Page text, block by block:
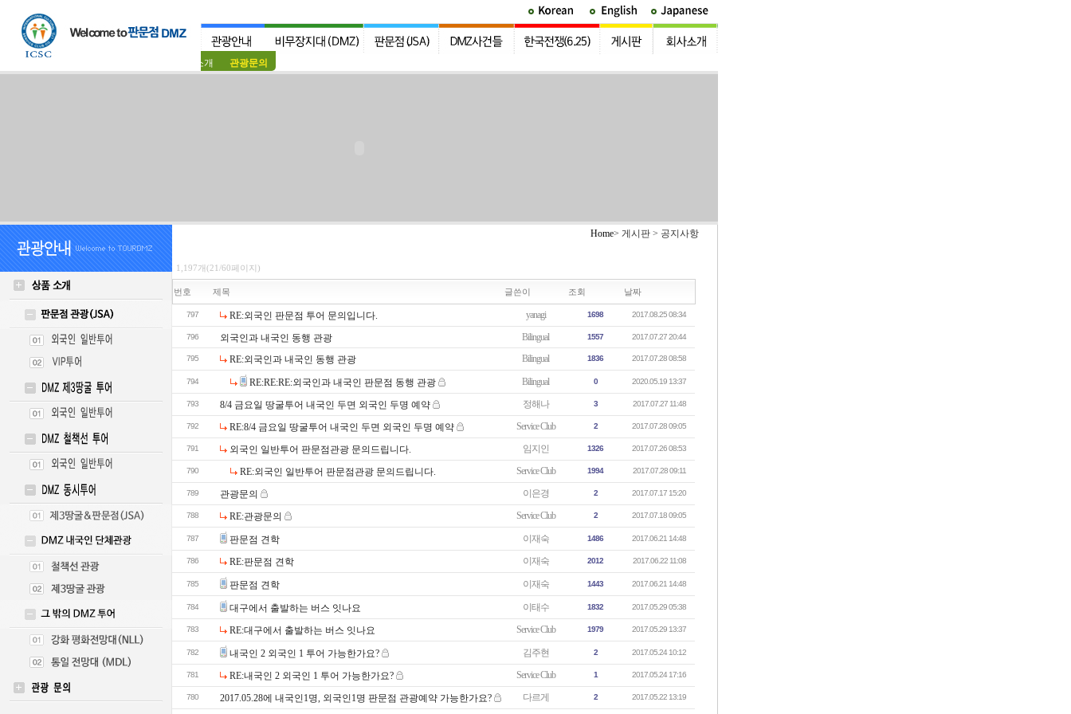
상품소개 관광문의
Home> 게시판 > 공지사항
1,197개(21/60페이지)
번호 제목 글쓴이 조회 날짜
797 RE:외국인 판문점 투어 문의입니다. yanagi 1698 2017.08.25 08:34
796 외국인과 내국인 동행 관광 Bilingual 1557 2017.07.27 20:44
795 RE:외국인과 내국인 동행 관광 Bilingual 1836 2017.07.28 08:58
794 RE:RE:RE:외국인과 내국인 판문점 동행 관광 Bilingual 0 2020.05.19 13:37
793 8/4 금요일 땅굴투어 내국인 두면 외국인 두명 예약 정해나 3 2017.07.27 11:48
792 RE:8/4 금요일 땅굴투어 내국인 두면 외국인 두명 예약 Service Club 2 2017.07.28 09:05
791 외국인 일반투어 판문점관광 문의드립니다. 임지인 1326 2017.07.26 08:53
790 RE:외국인 일반투어 판문점관광 문의드립니다. Service Club 1994 2017.07.28 09:11
789 관광문의 이은경 2 2017.07.17 15:20
788 RE:관광문의 Service Club 2 2017.07.18 09:05
787 판문점 견학 이재숙 1486 2017.06.21 14:48
786 RE:판문점 견학 이재숙 2012 2017.06.22 11:08
785 판문점 견학 이재숙 1443 2017.06.21 14:48
784 대구에서 출발하는 버스 잇나요 이태수 1832 2017.05.29 05:38
783 RE:대구에서 출발하는 버스 잇나요 Service Club 1979 2017.05.29 13:37
782 내국인 2 외국인 1 투어 가능한가요? 김주현 2 2017.05.24 10:12
781 RE:내국인 2 외국인 1 투어 가능한가요? Service Club 1 2017.05.24 17:16
780 2017.05.28에 내국인1명, 외국인1명 판문점 관광예약 가능한가요? 다르게 2 2017.05.22 13:19